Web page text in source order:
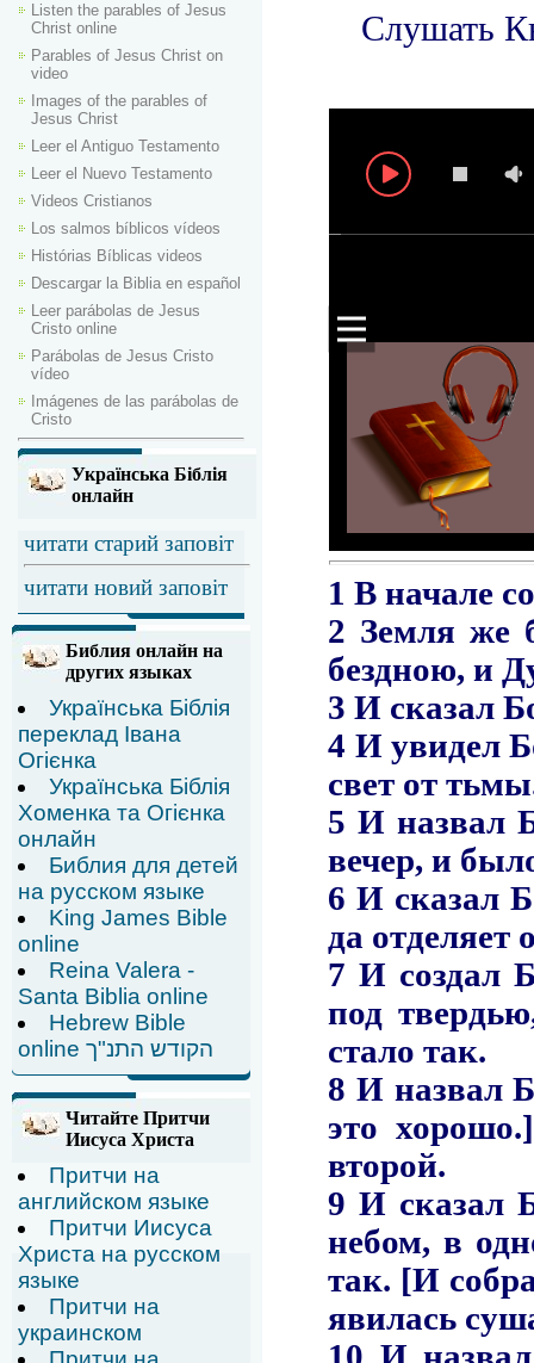
Listen the parables of Jesus
Christ online
Parables of Jesus Christ on
video
Images of the parables of
Jesus Christ
Leer el Antiguo Testamento
Leer el Nuevo Testamento
Videos Cristianos
Los salmos bíblicos vídeos
Histórias Bíblicas videos
Descargar la Biblia en español
Leer parábolas de Jesus
Cristo online
Parábolas de Jesus Cristo
vídeo
Imágenes de las parábolas de
Cristo
Українська Біблія
онлайн
читати старий заповіт
читати новий заповіт
Библия онлайн на
других языках
Українська Біблія
переклад Івана
Огієнка
Українська Біблія
Хоменка та Огієнка
онлайн
Библия для детей
на русском языке
King James Bible
online
Reina Valera -
Santa Biblia online
Hebrew Bible
online הקודש התנ"ך
Читайте Притчи
Иисуса Христа
Притчи на
английском языке
Притчи Иисуса
Христа на русском
языке
Притчи на
украинском